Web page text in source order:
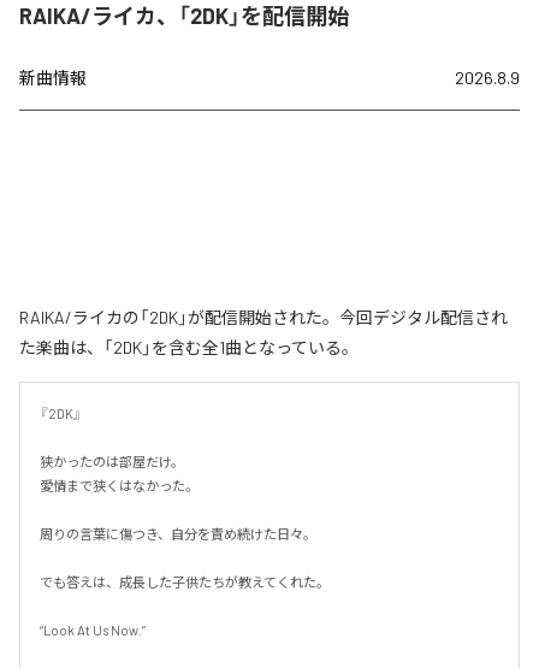
RAIKA/ライカ、「2DK」を配信開始
新曲情報 2026.8.9
RAIKA/ライカの「2DK」が配信開始された。今回デジタル配信され
た楽曲は、「2DK」を含む全1曲となっている。
『2DK』
狭かったのは部屋だけ。
愛情まで狭くはなかった。
周りの言葉に傷つき、自分を責め続けた日々。
でも答えは、成長した子供たちが教えてくれた。
“Look At Us Now.”